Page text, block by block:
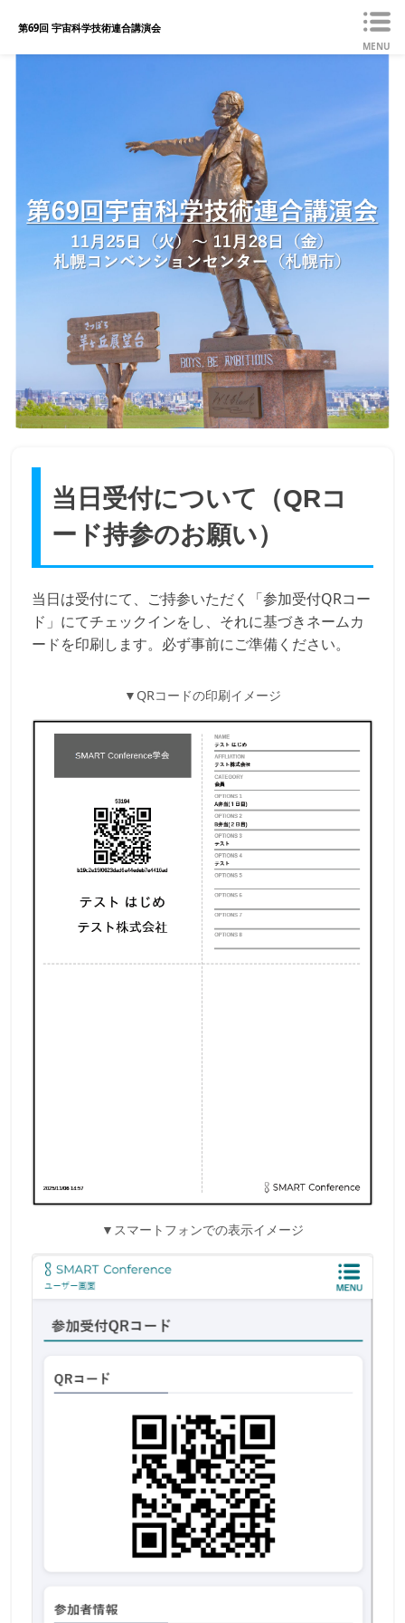
第69回 宇宙科学技術連合講演会
MENU
当日受付について（QRコ
ード持参のお願い）
当日は受付にて、ご持参いただく「参加受付QRコー
ド」にてチェックインをし、それに基づきネームカ
ードを印刷します。必ず事前にご準備ください。
▼QRコードの印刷イメージ
▼ スマートフォンでの表示イメージ